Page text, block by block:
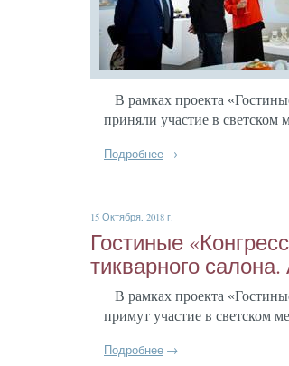
В рам­ках про­ек­та
при­няли учас­тие в свет­ском
Подробнее →
15 Октября, 2018 г.
Гос­ти­ные
тиквар­но­го
В рам­ках про­ек­та
при­мут учас­тие в свет­ском
Подробнее →